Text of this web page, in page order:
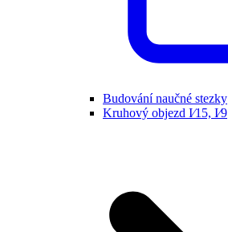
Budování naučné stezky
Kruhový objezd I⁄15, I⁄9